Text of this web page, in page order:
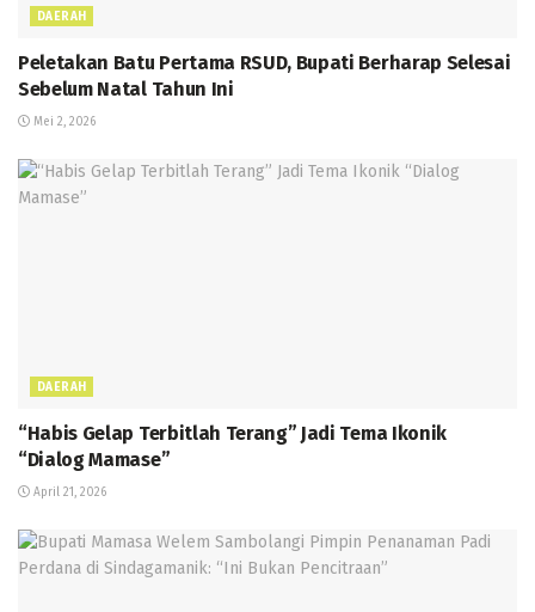
DAERAH
Peletakan Batu Pertama RSUD, Bupati Berharap Selesai
Sebelum Natal Tahun Ini
Mei 2, 2026
DAERAH
“Habis Gelap Terbitlah Terang” Jadi Tema Ikonik
“Dialog Mamase”
April 21, 2026